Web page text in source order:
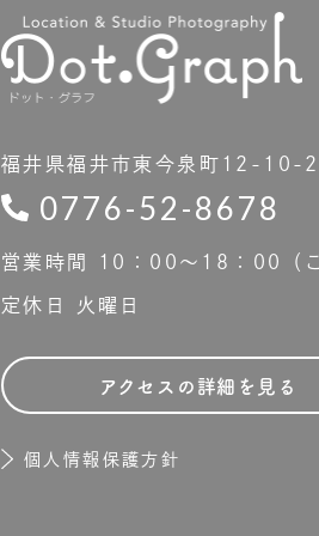
福井県福井市東今泉町12-10-2
0776-52-8678
営業時間 10：00〜18：00（ご
定休日 火曜日
アクセスの詳細を見る
個人情報保護方針